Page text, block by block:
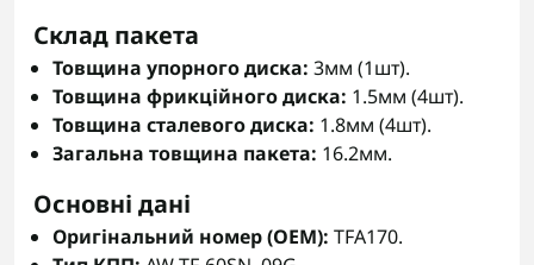
Склад пакета
Товщина упорного диска: 3мм (1шт).
Товщина фрикційного диска: 1.5мм (4шт).
Товщина сталевого диска: 1.8мм (4шт).
Загальна товщина пакета: 16.2мм.
Основні дані
Оригінальний номер (OEM): TFA170.